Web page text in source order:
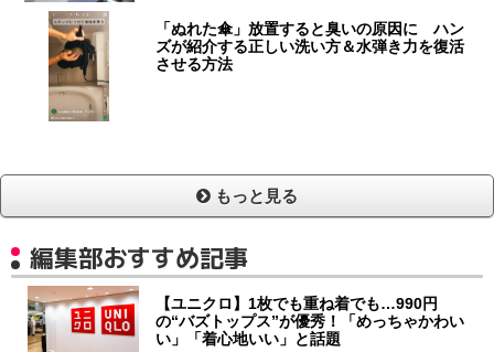
「ぬれた傘」放置すると臭いの原因に ハン
ズが紹介する正しい洗い方＆水弾き力を復活
させる方法
もっと見る
編集部おすすめ記事
【ユニクロ】1枚でも重ね着でも…990円
の“バズトップス”が優秀！「めっちゃかわい
い」「着心地いい」と話題